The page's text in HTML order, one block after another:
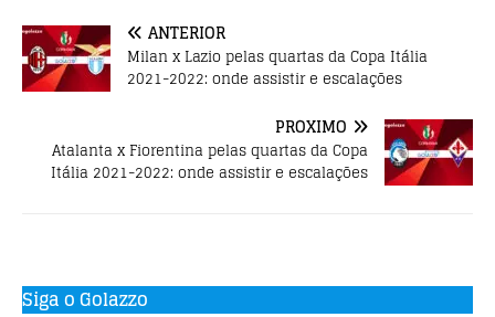
o
k
p
ANTERIOR
Milan x Lazio pelas quartas da Copa Itália
2021-2022: onde assistir e escalações
PRÓXIMO
Atalanta x Fiorentina pelas quartas da Copa
Itália 2021-2022: onde assistir e escalações
Siga o Golazzo